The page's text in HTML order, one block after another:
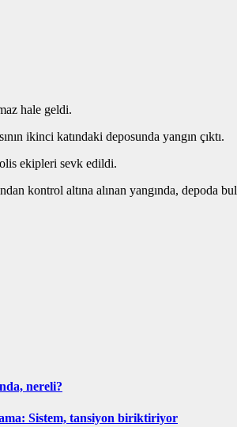
hale geldi.
ikinci katındaki deposunda yangın çıktı.
ekipleri sevk edildi.
kontrol altına alınan yangında, depoda
nereli?
Sistem, tansiyon biriktiriyor